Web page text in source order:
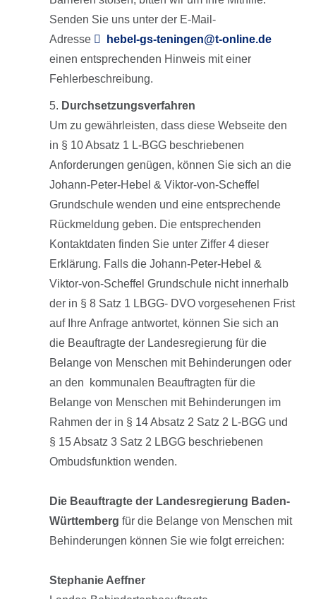
Senden Sie uns unter der E-Mail-
Adresse
hebel-gs-teningen@t-online.de
einen entsprechenden Hinweis mit einer
Fehlerbeschreibung.
Durchsetzungsverfahren
Um zu gewährleisten, dass diese Webseite den
in § 10 Absatz 1 L-BGG beschriebenen
Anforderungen genügen, können Sie sich an die
Johann-Peter-Hebel & Viktor-von-Scheffel
Grundschule wenden und eine entsprechende
Rückmeldung geben. Die entsprechenden
Kontaktdaten finden Sie unter Ziffer 4 dieser
Erklärung. Falls die Johann-Peter-Hebel &
Viktor-von-Scheffel Grundschule nicht innerhalb
der in § 8 Satz 1 LBGG- DVO vorgesehenen Frist
auf Ihre Anfrage antwortet, können Sie sich an
die Beauftragte der Landesregierung für die
Belange von Menschen mit Behinderungen oder
an den kommunalen Beauftragten für die
Belange von Menschen mit Behinderungen im
Rahmen der in § 14 Absatz 2 Satz 2 L-BGG und
§ 15 Absatz 3 Satz 2 LBGG beschriebenen
Ombudsfunktion wenden.
Die Beauftragte der Landesregierung Baden-
Württemberg für die Belange von Menschen mit
Behinderungen können Sie wie folgt erreichen:
Stephanie Aeffner